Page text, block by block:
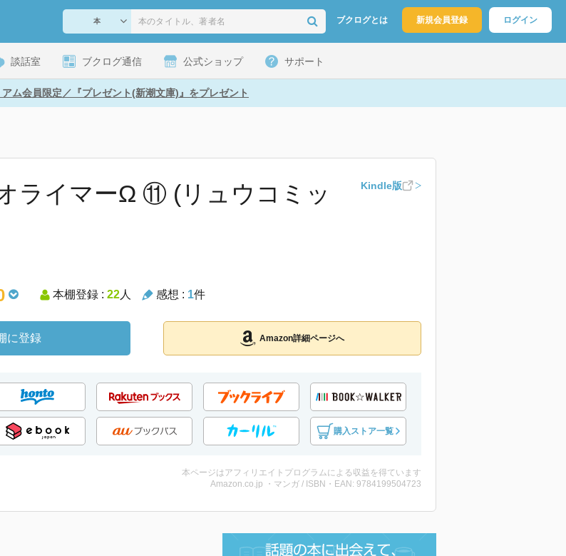
ブクログとは 新規会員登録 ログイン
談話室 ブクログ通信 公式ショップ サポート
ム会員限定／『プレゼント(新潮文庫)』をプレゼント
ライマーΩ ⑪ (リュウコミッ
Kindle版
本棚登録 : 22人 感想 : 1件
に登録 Amazon詳細ページへ
購入ストア一覧
本ページはアフィリエイトプログラムによる収益を得ています
Amazon.co.jp ・マンガ / ISBN・EAN: 9784199504723